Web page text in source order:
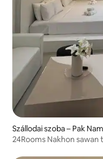
Szállodai szoba – Pak
24Rooms Nakhon